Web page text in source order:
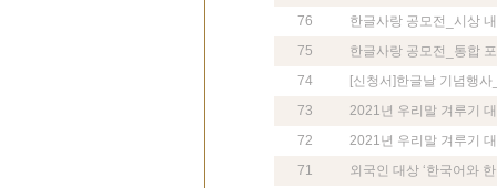
76
한글사랑 공모전_시상
75
한글사랑 공모전_통합
74
[신청서]한글날 기념행
73
2021년 우리말 겨루기
72
2021년 우리말 겨루기
71
외국인 대상 ‘한국어와